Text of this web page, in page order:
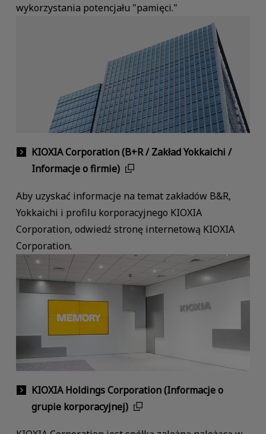
wykorzystania potencjału "pamięci."
KIOXIA Corporation (B+R / Zakład Yokkaichi /
Informacje o firmie)
Aby uzyskać informacje na temat zakładów B&R,
Yokkaichi i profilu korporacyjnego KIOXIA
Corporation, odwiedź stronę internetową KIOXIA
Corporation.
KIOXIA Holdings Corporation (Informacje o
grupie korporacyjnej)